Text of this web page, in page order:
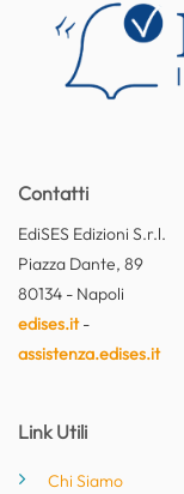
Contatti
EdiSES Edizioni S.r.l.
Piazza Dante, 89
80134 - Napoli
edises.it-
assistenza.edises.it
Link Utili
Chi Siamo